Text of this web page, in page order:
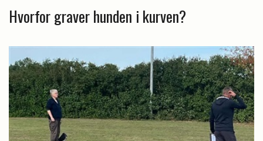
Hvorfor graver hunden i kurven?